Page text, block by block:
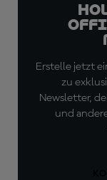
Erstelle jetzt
zu
Newsletter,
und